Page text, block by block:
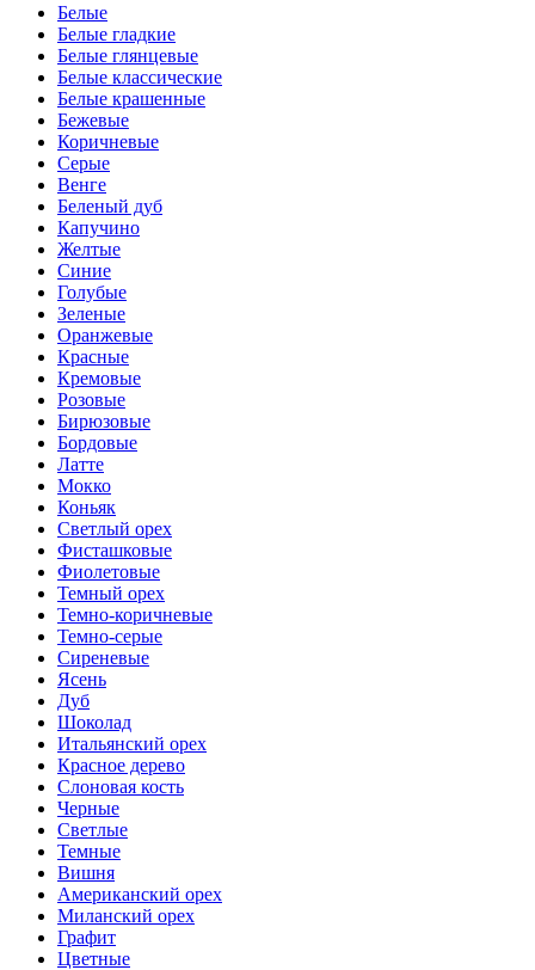
Белые
Белые гладкие
Белые глянцевые
Белые классические
Белые крашенные
Бежевые
Коричневые
Серые
Венге
Беленый дуб
Капучино
Желтые
Синие
Голубые
Зеленые
Оранжевые
Красные
Кремовые
Розовые
Бирюзовые
Бордовые
Латте
Мокко
Коньяк
Светлый орех
Фисташковые
Фиолетовые
Темный орех
Темно-коричневые
Темно-серые
Сиреневые
Ясень
Дуб
Шоколад
Итальянский орех
Красное дерево
Слоновая кость
Черные
Светлые
Темные
Вишня
Американский орех
Миланский орех
Графит
Цветные